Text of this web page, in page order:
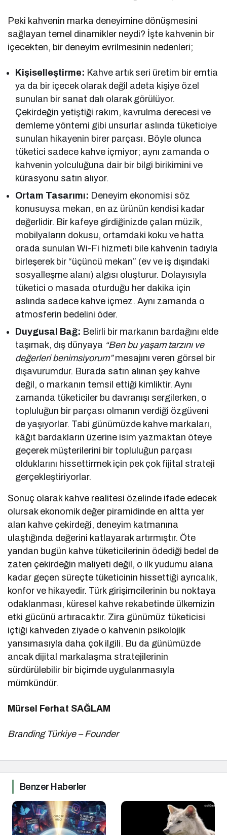
Peki kahvenin marka deneyimine dönüşmesini
sağlayan temel dinamikler neydi? İşte kahvenin bir
içecekten, bir deneyim evrilmesinin nedenleri;
Kişiselleştirme: Kahve artık seri üretim bir emtia
ya da bir içecek olarak değil adeta kişiye özel
sunulan bir sanat dalı olarak görülüyor.
Çekirdeğin yetiştiği rakım, kavrulma derecesi ve
demleme yöntemi gibi unsurlar aslında tüketiciye
sunulan hikayenin birer parçası. Böyle olunca
tüketici sadece kahve içmiyor; aynı zamanda o
kahvenin yolculuğuna dair bir bilgi birikimini ve
kürasyonu satın alıyor.
Ortam Tasarımı: Deneyim ekonomisi söz
konusuysa mekan, en az ürünün kendisi kadar
değerlidir. Bir kafeye girdiğinizde çalan müzik,
mobilyaların dokusu, ortamdaki koku ve hatta
orada sunulan Wi-Fi hizmeti bile kahvenin tadıyla
birleşerek bir “üçüncü mekan” (ev ve iş dışındaki
sosyalleşme alanı) algısı oluşturur. Dolayısıyla
tüketici o masada oturduğu her dakika için
aslında sadece kahve içmez. Aynı zamanda o
atmosferin bedelini öder.
Duygusal Bağ: Belirli bir markanın bardağını elde
taşımak, dış dünyaya “Ben bu yaşam tarzını ve
değerleri benimsiyorum”mesajını veren görsel bir
dışavurumdur. Burada satın alınan şey kahve
değil, o markanın temsil ettiği kimliktir. Aynı
zamanda tüketiciler bu davranışı sergilerken, o
topluluğun bir parçası olmanın verdiği özgüveni
de yaşıyorlar. Tabi günümüzde kahve markaları,
kâğıt bardakların üzerine isim yazmaktan öteye
geçerek müşterilerini bir topluluğun parçası
olduklarını hissettirmek için pek çok fijital strateji
gerçekleştiriyorlar.
Sonuç olarak kahve realitesi özelinde ifade edecek
olursak ekonomik değer piramidinde en altta yer
alan kahve çekirdeği, deneyim katmanına
ulaştığında değerini katlayarak artırmıştır. Öte
yandan bugün kahve tüketicilerinin ödediği bedel de
zaten çekirdeğin maliyeti değil, o ilk yudumu alana
kadar geçen süreçte tüketicinin hissettiği ayrıcalık,
konfor ve hikayedir. Türk girişimcilerinin bu noktaya
odaklanması, küresel kahve rekabetinde ülkemizin
etki gücünü artıracaktır. Zira günümüz tüketicisi
içtiği kahveden ziyade o kahvenin psikolojik
yansımasıyla daha çok ilgili. Bu da günümüzde
ancak dijital markalaşma stratejilerinin
sürdürülebilir bir biçimde uygulanmasıyla
mümkündür.
Mürsel Ferhat SAĞLAM
Branding Türkiye – Founder
Benzer Haberler